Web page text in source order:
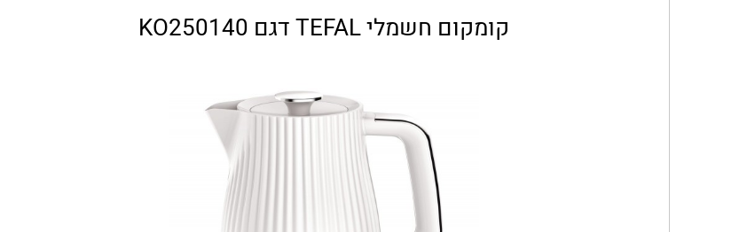
קומקום חשמלי TEFAL דגם KO250140